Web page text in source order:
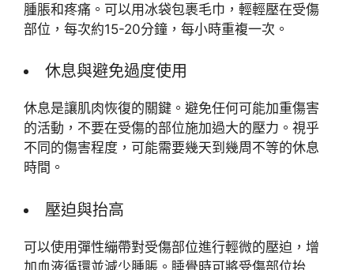
腫脹和疼痛。可以用冰袋包裹毛巾，輕輕壓在受傷
部位，每次約15-20分鐘，每小時重複一次。
休息與避免過度使用
休息是讓肌肉恢復的關鍵。避免任何可能加重傷害
的活動，不要在受傷的部位施加過大的壓力。視乎
不同的傷害程度，可能需要幾天到幾周不等的休息
時間。
壓迫與抬高
可以使用彈性繃帶對受傷部位進行輕微的壓迫，增
加血液循環並減少腫脹。睡覺時可將受傷部位抬